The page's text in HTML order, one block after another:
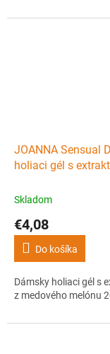
JOANNA Sensual
holiaci gél s
Skladom
€4,08
Do košíka
Dámsky holiaci gél s
z medového melónu